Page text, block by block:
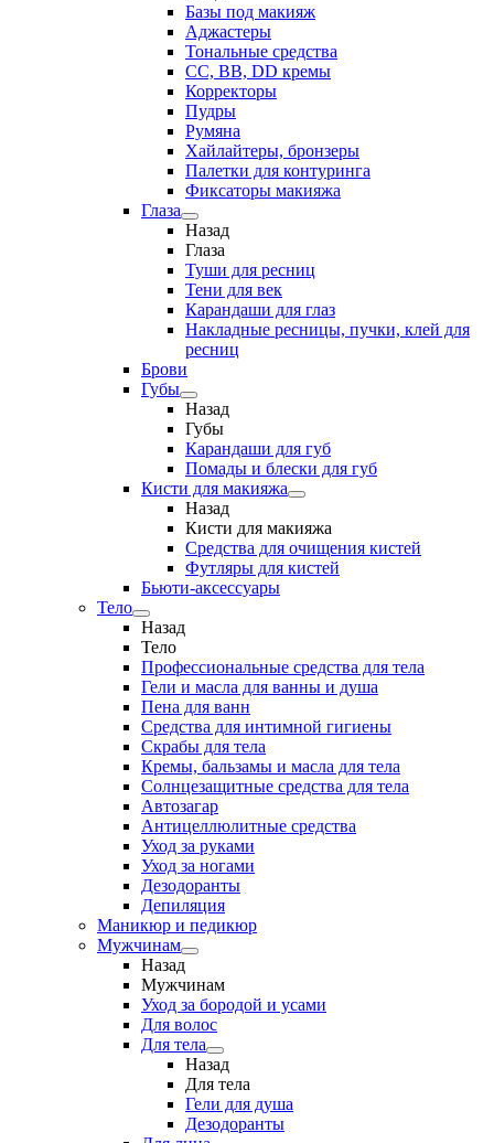
Базы под макияж
Аджастеры
Тональные средства
CC, BB, DD кремы
Корректоры
Пудры
Румяна
Хайлайтеры, бронзеры
Палетки для контуринга
Фиксаторы макияжа
Глаза
Назад
Глаза
Туши для ресниц
Тени для век
Карандаши для глаз
Накладные ресницы, пучки, клей для
ресниц
Брови
Губы
Назад
Губы
Карандаши для губ
Помады и блески для губ
Кисти для макияжа
Назад
Кисти для макияжа
Средства для очищения кистей
Футляры для кистей
Бьюти-аксессуары
Тело
Назад
Тело
Профессиональные средства для тела
Гели и масла для ванны и душа
Пена для ванн
Средства для интимной гигиены
Скрабы для тела
Кремы, бальзамы и масла для тела
Солнцезащитные средства для тела
Автозагар
Антицеллюлитные средства
Уход за руками
Уход за ногами
Дезодоранты
Депиляция
Маникюр и педикюр
Мужчинам
Назад
Мужчинам
Уход за бородой и усами
Для волос
Для тела
Назад
Для тела
Гели для душа
Дезодоранты